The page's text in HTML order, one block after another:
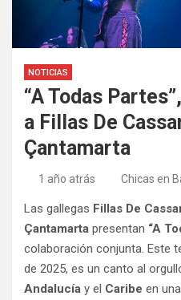
NOTICIAS
“A Todas
a Fillas De
Çantamarta
1 año atrás Chicas en
Las gallegas Fillas De
Çantamarta presentan “A
colaboración conjunta. Este
de 2025, es un canto al
Andalucía y el Caribe en